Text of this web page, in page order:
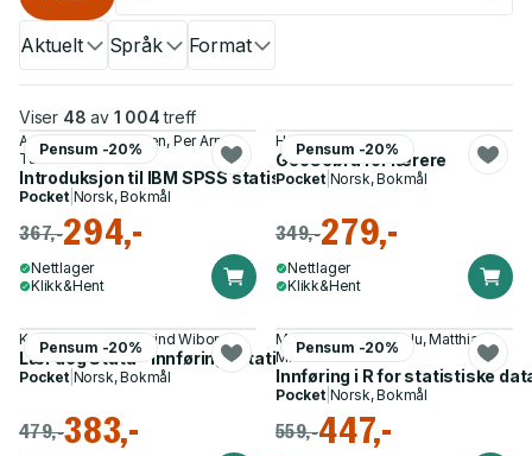
Aktuelt Språk Format
Viser 48 av 1 004 treff
Pensum -20%
Asbjørn Johannessen, Per Arne
Tufte
Introduksjon til IBM SPSS statistics
Pocket| Norsk, Bokmål
367,-294,-
Nettlager
Klikk&Hent
Pensum -20%
Henning Bueie
GeoGebra for lærere
Pocket| Norsk, Bokmål
349,-279,-
Nettlager
Klikk&Hent
Pensum -20%
Kristen Ringdal, Øyvind Wiborg
Lær deg Stata - innføring i statistisk dataanalyse
Pocket| Norsk, Bokmål
479,-383,-
Pensum -20%
Mehmet Mehmetoglu, Matthias
Mittner
Innføring i R for statistiske
Pocket| Norsk, Bokmål
559,-447,-